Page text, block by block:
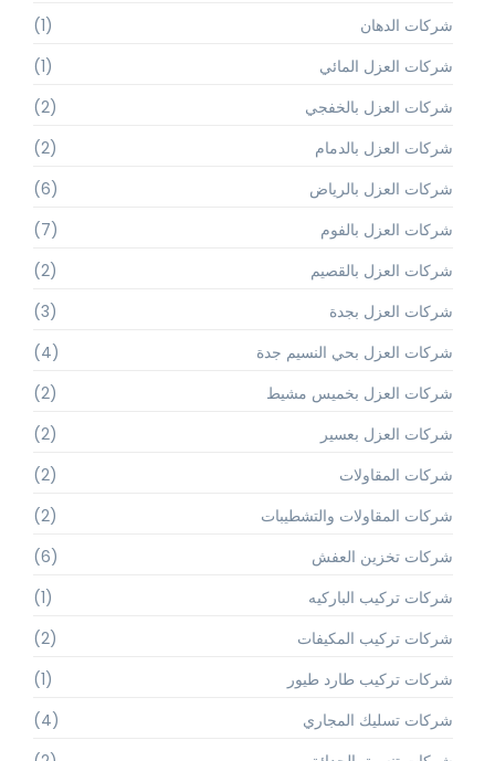
شركات الدهان
(1)
شركات العزل المائي
(1)
شركات العزل بالخفجي
(2)
شركات العزل بالدمام
(2)
شركات العزل بالرياض
(6)
شركات العزل بالفوم
(7)
شركات العزل بالقصيم
(2)
شركات العزل بجدة
(3)
شركات العزل بحي النسيم جدة
(4)
شركات العزل بخميس مشيط
(2)
شركات العزل بعسير
(2)
شركات المقاولات
(2)
شركات المقاولات والتشطيبات
(2)
شركات تخزين العفش
(6)
شركات تركيب الباركيه
(1)
شركات تركيب المكيفات
(2)
شركات تركيب طارد طيور
(1)
شركات تسليك المجاري
(4)